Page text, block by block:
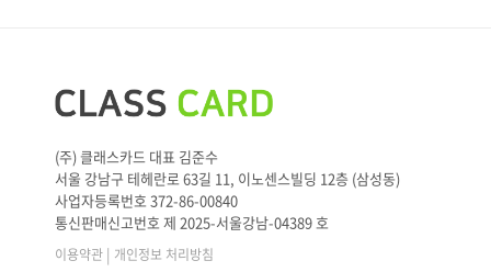
(주) 클래스카드 대표 김준수
서울 강남구 테헤란로 63길 11, 이노센스빌딩 12층 (삼성동)
사업자등록번호 372-86-00840
통신판매신고번호 제 2025-서울강남-04389 호
이용약관 | 개인정보 처리방침